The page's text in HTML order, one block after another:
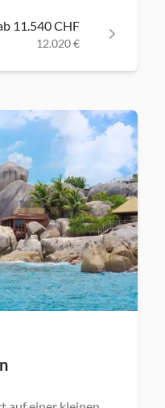
11.540 CHF
12.020 €